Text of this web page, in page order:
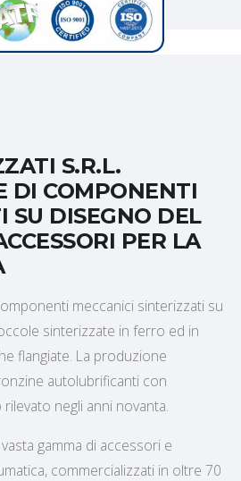
S.R.L.
DI COMPONENTI
SU DISEGNO DEL
PER LA
meccanici sinterizzati su
sinterizzate in ferro ed in
flangiate. La produzione
autolubrificanti con
negli anni novanta.
gamma di accessori e
commercializzati in oltre 70